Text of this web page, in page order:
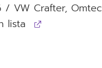
/ VW Crafter, Omtec
lista